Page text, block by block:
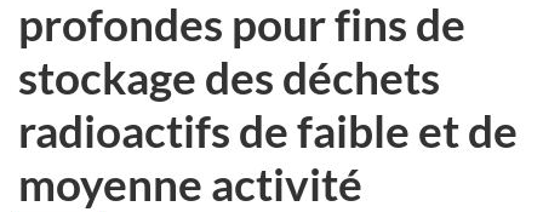
profondes pour fins de
stockage des déchets
radioactifs de faible et de
moyenne activité